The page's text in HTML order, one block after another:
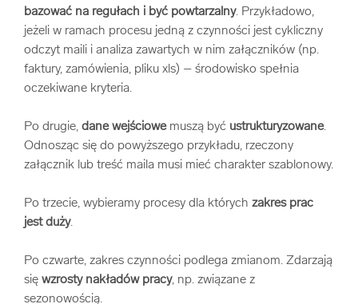
bazować na regułach i być powtarzalny. Przykładowo,
jeżeli w ramach procesu jedną z czynności jest cykliczny
odczyt maili i analiza zawartych w nim załączników (np.
faktury, zamówienia, pliku xls) – środowisko spełnia
oczekiwane kryteria.
Po drugie, dane wejściowemuszą być ustrukturyzowane.
Odnosząc się do powyższego przykładu, rzeczony
załącznik lub treść maila musi mieć charakter szablonowy.
Po trzecie, wybieramy procesy dla których zakres prac
jest duży.
Po czwarte, zakres czynności podlega zmianom. Zdarzają
się wzrosty nakładów pracy, np. związane z
sezonowością.